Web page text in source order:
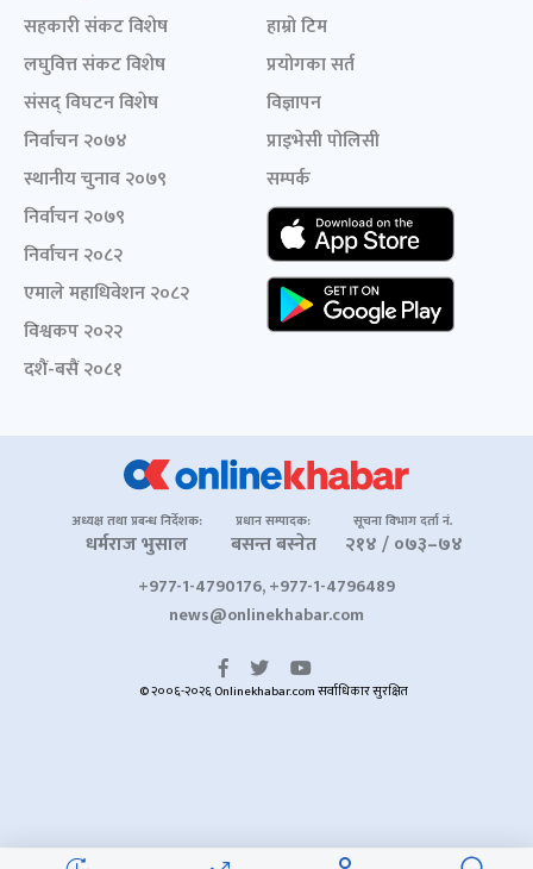
सहकारी संकट विशेष
लघुवित्त संकट विशेष
संसद् विघटन विशेष
निर्वाचन २०७४
स्थानीय चुनाव २०७९
निर्वाचन २०७९
निर्वाचन २०८२
एमाले महाधिवेशन २०८२
विश्वकप २०२२
दशैं-बसैं २०८१
हाम्रो टिम
प्रयोगका सर्त
विज्ञापन
प्राइभेसी पोलिसी
सम्पर्क
अध्यक्ष तथा प्रबन्ध निर्देशक:
धर्मराज भुसाल
प्रधान सम्पादक:
बसन्त बस्नेत
सूचना विभाग दर्ता नं.
२१४ / ०७३–७४
+977-1-4790176, +977-1-4796489
news@onlinekhabar.com
© २००६-२०२६ Onlinekhabar.com सर्वाधिकार सुरक्षित